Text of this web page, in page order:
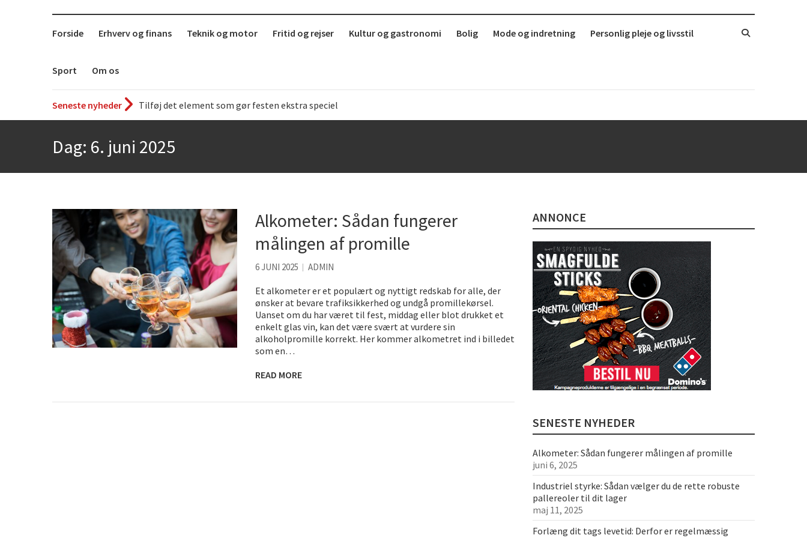
Forside Erhverv og finans Teknik og motor Fritid og rejser Kultur og gastronomi Bolig Mode og indretning Personlig pleje og livsstil
Sport Om os
Seneste nyheder
Det uundværlige køkkenredskab
Hvor finder man selskabslokaler i København?
Accuro SAP konsulenter
Få baren hjem til dig
Det er blevet nemmere at spise sund mad ude
De fem bedste brunchsteder på Sjælland
Sjove oplevelsesmuligheder i København
Tilføj det element som gør festen ekstra speciel
Dag: 6. juni 2025
Alkometer: Sådan fungerer
målingen af promille
6 JUNI 2025 ADMIN
Et alkometer er et populært og nyttigt redskab for alle, der
ønsker at bevare trafiksikkerhed og undgå promillekørsel.
Uanset om du har været til fest, middag eller blot drukket et
enkelt glas vin, kan det være svært at vurdere sin
alkoholpromille korrekt. Her kommer alkometret ind i billedet
som en…
READ MORE
ANNONCE
SENESTE NYHEDER
Alkometer: Sådan fungerer målingen af promille
juni 6, 2025
Industriel styrke: Sådan vælger du de rette robuste
pallereoler til dit lager
maj 11, 2025
Forlæng dit tags levetid: Derfor er regelmæssig